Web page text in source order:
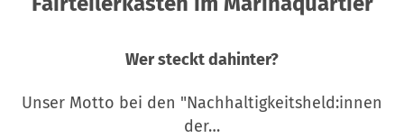
Wer steckt dahinter?
Unser Motto bei den "Nachhaltigkeitsheld:innen
der…